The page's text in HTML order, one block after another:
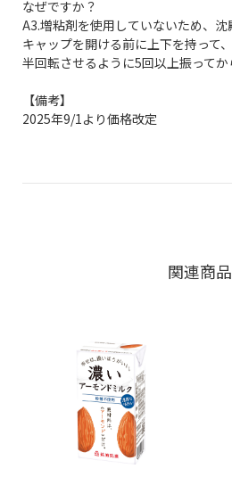
なぜですか？
A3.増粘剤を使用していないため、沈
キャップを開ける前に上下を持って、
半回転させるように5回以上振ってか
【備考】
2025年9/1より価格改定
関連商品